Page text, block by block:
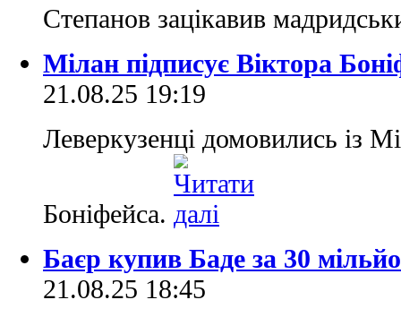
Степанов зацікавив
Мілан підписує Віктора
21.08.25 19:19
Леверкузенці домовились із
Боніфейса.
Баєр купив Баде за 30
21.08.25 18:45